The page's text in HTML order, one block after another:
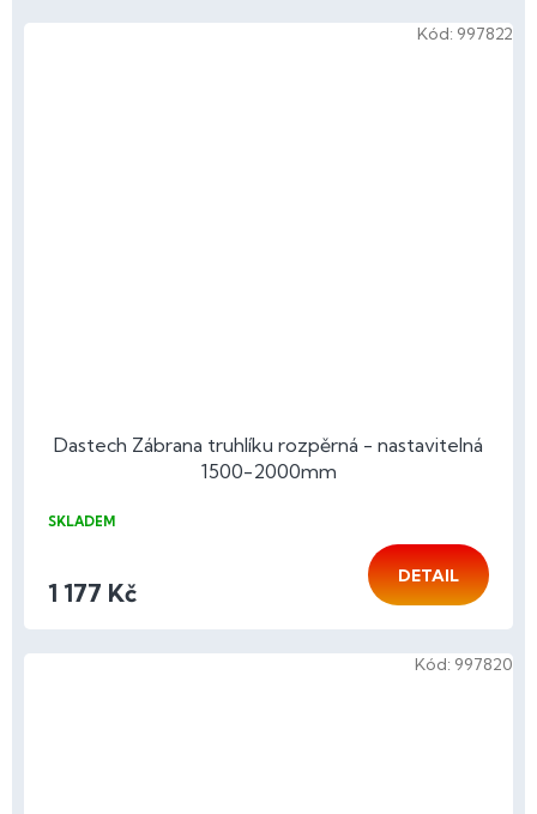
Dastech Zábrana truhlíku rozpěrná - nastavitelná
1500-2000mm
SKLADEM
1 177 Kč
DETAIL
Kód: 997822
Kód: 997820